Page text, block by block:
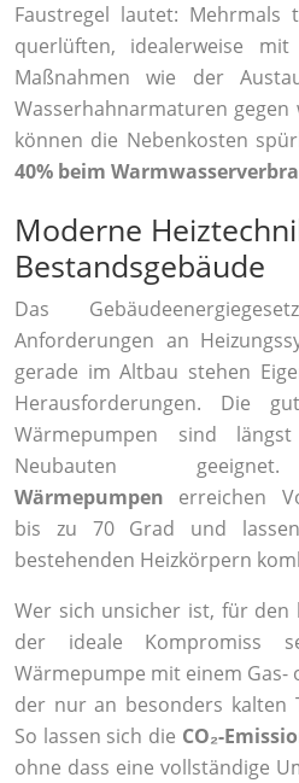
Faustregel lautet: Mehrmals
querlüften, idealerweise
Maßnahmen wie der
Wasserhahnarmaturen gegen
können die Nebenkosten
40% beim
Moderne
Bestandsgebäude
Das
Anforderungen an
gerade im Altbau stehen
Herausforderungen. Die
Wärmepumpen sind
Neubauten
Wärmepumpen erreichen
bis zu 70 Grad und
bestehenden Heizkörpern
Wer sich unsicher ist, für den
der ideale Kompromiss
Wärmepumpe mit einem Gas-
der nur an besonders kalten
So lassen sich die CO₂-
ohne dass eine vollständige